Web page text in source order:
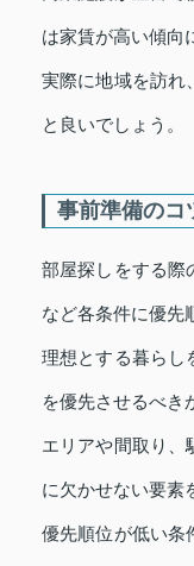
は家賃が高い傾向
実際に地域を訪れ
と良いでしょう。
事前準備の
部屋探しをする際
など各条件に優先
理想とする暮らし
を優先させるべき
エリアや間取り、
に欠かせない要素
優先順位が低い条